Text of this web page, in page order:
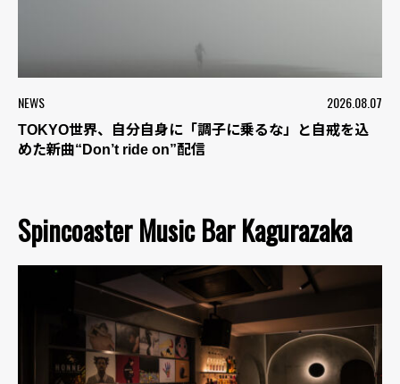
NEWS 2026.08.07
TOKYO世界、自分自身に「調子に乗るな」と自戒を込
めた新曲“Don’t ride on”配信
Spincoaster Music Bar Kagurazaka